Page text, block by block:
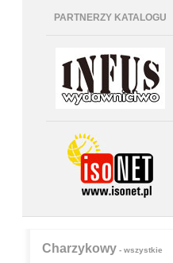
PARTNERZY KATALOGU
Charzykowy- wszystkie